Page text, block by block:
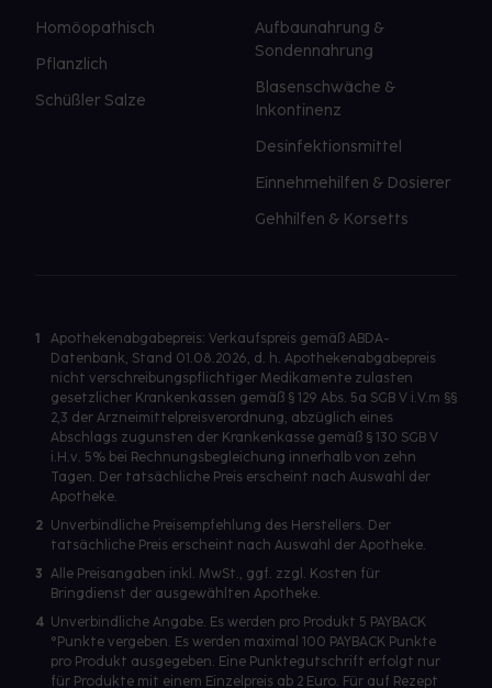
Homöopathisch
Pflanzlich
Schüßler Salze
Aufbaunahrung &
Sondennahrung
Blasenschwäche &
Inkontinenz
Desinfektionsmittel
Einnehmehilfen & Dosierer
Gehhilfen & Korsetts
1
Apothekenabgabepreis: Verkaufspreis gemäß ABDA-
Datenbank, Stand 01.08.2026, d. h. Apothekenabgabepreis
nicht verschreibungspflichtiger Medikamente zulasten
gesetzlicher Krankenkassen gemäß § 129 Abs. 5a SGB V i.V.m §§
2,3 der Arzneimittelpreisverordnung, abzüglich eines
Abschlags zugunsten der Krankenkasse gemäß § 130 SGB V
i.H.v. 5% bei Rechnungsbegleichung innerhalb von zehn
Tagen. Der tatsächliche Preis erscheint nach Auswahl der
Apotheke.
2 Unverbindliche Preisempfehlung des Herstellers. Der
tatsächliche Preis erscheint nach Auswahl der Apotheke.
3 Alle Preisangaben inkl. MwSt., ggf. zzgl. Kosten für
Bringdienst der ausgewählten Apotheke.
4 Unverbindliche Angabe. Es werden pro Produkt 5 PAYBACK
°Punkte vergeben. Es werden maximal 100 PAYBACK Punkte
pro Produkt ausgegeben. Eine Punktegutschrift erfolgt nur
für Produkte mit einem Einzelpreis ab 2 Euro. Für auf Rezept